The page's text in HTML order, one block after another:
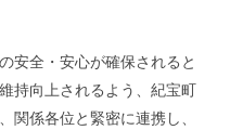
安全・安心が確保されると
持向上されるよう、紀宝町
関係各位と緊密に連携し、